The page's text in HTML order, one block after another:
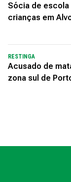
Sócia de
crianças em
RESTINGA
Acusado de
zona sul de